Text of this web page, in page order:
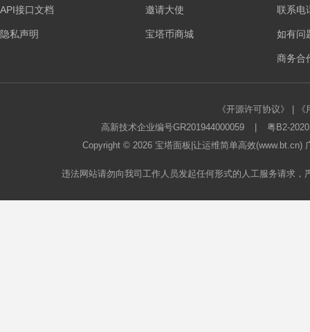
API接口文档
隐私声明
邀请大使
宝塔币商城
联系电
如有问
商务合
《开源许可协议》
高新技术企业编号GR201944000059
粤B2-
Copyright © 2026 宝塔面板 |让运维简单高效
违法网站请勿向我司工作人员发起任何形式的人工服务请求，